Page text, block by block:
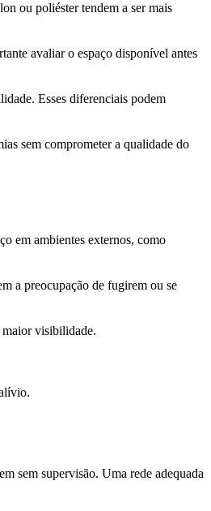
ou poliéster tendem a ser mais
avaliar o espaço disponível antes
Esses diferenciais podem
sem comprometer a qualidade do
em ambientes externos, como
a preocupação de fugirem ou se
maior visibilidade.
sem supervisão. Uma rede adequada